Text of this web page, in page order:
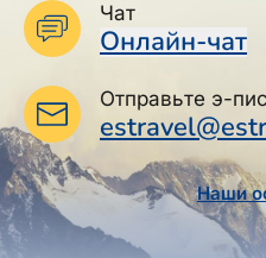
Чат
Онлайн-чат
Отправьте э-
Наши